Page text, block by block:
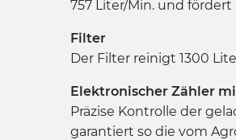
757 Liter/Min. und
Filter
Der Filter reinigt 1300
Elektronischer Zähler
Präzise Kontrolle der
garantiert so die vom